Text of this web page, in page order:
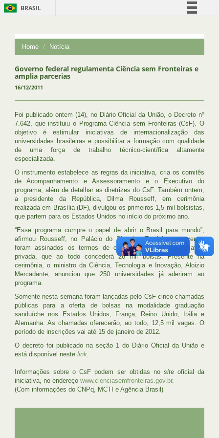
BRASIL
Comunica BR
Acesso à informação
Home Notícia
Governo federal regulamenta Ciência sem Fronteiras e
amplia parcerias
16/12/2011
Foi publicado ontem (14), no Diário Oficial da União, o Decreto nº
7.642, que instituiu o Programa Ciência sem Fronteiras (CsF). O
objetivo é estimular iniciativas de internacionalização das
universidades brasileiras e possibilitar a formação com qualidade
de uma força de trabalho técnico-científica altamente
especializada.
O instrumento estabelece as regras da iniciativa, cria os comitês
de Acompanhamento e Assessoramento e o Executivo do
programa, além de detalhar as diretrizes do CsF. Também ontem,
a presidente da República, Dilma Rousseff, em cerimônia
realizada em Brasília (DF), divulgou os primeiros 1,5 mil bolsistas,
que partem para os Estados Unidos no início do próximo ano.
“Esse programa cumpre o papel de abrir o Brasil para mundo”,
afirmou Rousseff, no Palácio do Planalto. Também no evento,
foram assinados os termos de compromisso com a iniciativa
privada, que ao todo concederá 26 mil bolsas. Presente na
cerimônia, o ministro da Ciência, Tecnologia e Inovação, Aloizio
Mercadante, anunciou que 250 universidades já aderiram ao
programa.
Somente nesta semana foram lançadas pelo CsF cinco chamadas
públicas para a oferta de bolsas na modalidade graduação
sanduíche nos Estados Unidos, França, Reino Unido, Itália e
Alemanha. As chamadas oferecerão, ao todo, 12,5 mil vagas. O
período de inscrições vai até 15 de janeiro de 2012.
O decreto foi publicado na seção 1 do Diário Oficial da União e
está disponível neste link.
Informações sobre o CsF podem ser obtidas no siteoficial da
iniciativa, no endereço www.cienciasemfronteiras.gov.br.
(Com informações do CNPq, MCTI e Agência Brasil)